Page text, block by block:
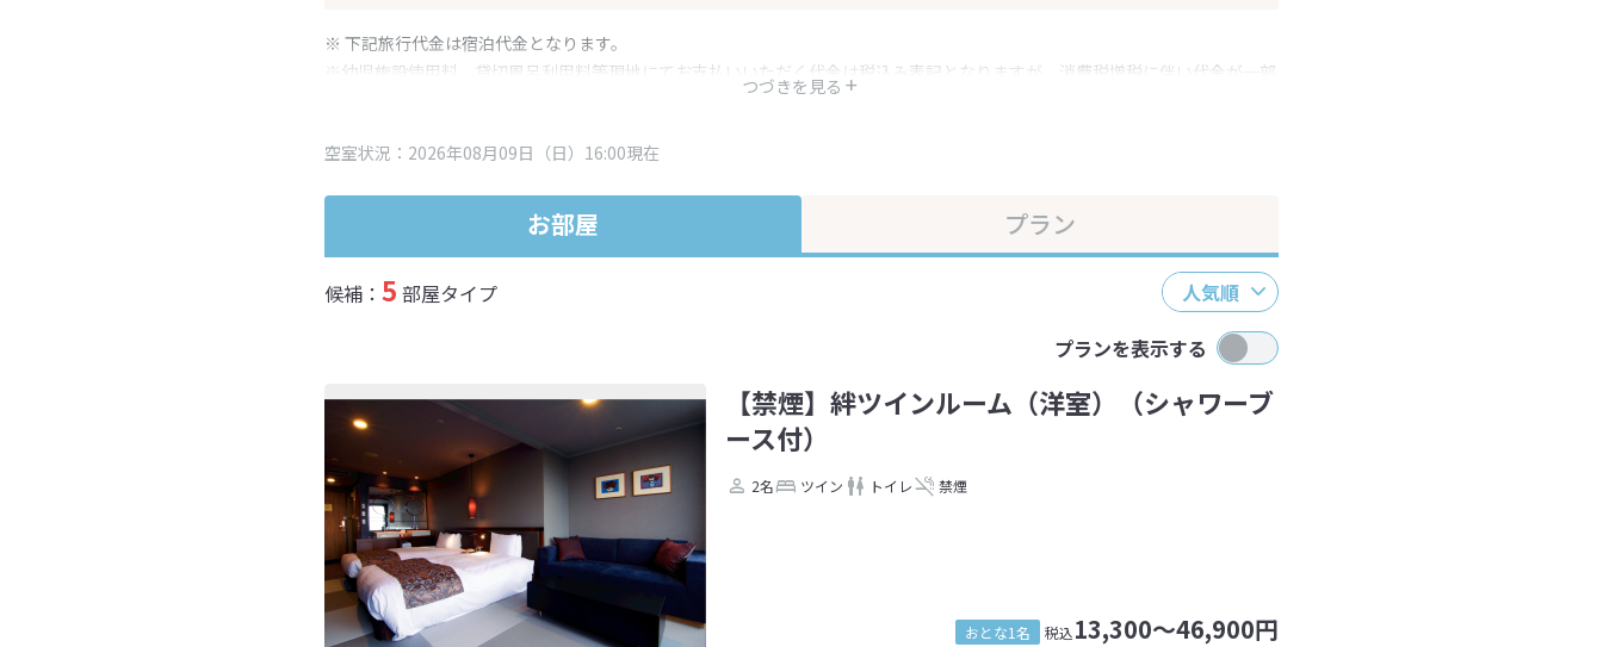
つづきを見る
※ 下記旅行代金は宿泊代金となります。
※幼児施設使用料、貸切風呂利用料等現地にてお支払いいただく代金は税込み表記となりますが、消費税増税に伴い代金が一部
空室状況：2026年08月09日（日）16:00現在
お部屋 プラン
候補： 5 部屋タイプ
人気順
プランを表示する
【禁煙】絆ツインルーム（洋室）（シャワーブ
ース付）
2名 ツイン トイレ 禁煙
おとな1名 税込13,300～46,900円